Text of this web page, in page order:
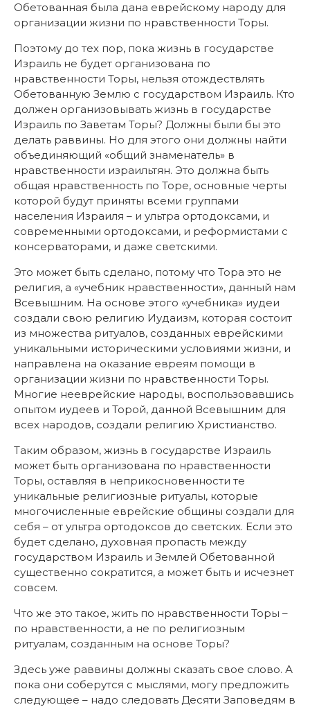
Обетованная была дана еврейскому народу для
организации жизни по нравственности Торы.
Поэтому до тех пор, пока жизнь в государстве
Израиль не будет организована по
нравственности Торы, нельзя отождествлять
Обетованную Землю с государством Израиль. Кто
должен организовывать жизнь в государстве
Израиль по Заветам Торы? Должны были бы это
делать раввины. Но для этого они должны найти
объединяющий «общий знаменатель» в
нравственности израильтян. Это должна быть
общая нравственность по Торе, основные черты
которой будут приняты всеми группами
населения Израиля – и ультра ортодоксами, и
современными ортодоксами, и реформистами с
консерваторами, и даже светскими.
Это может быть сделано, потому что Тора это не
религия, а «учебник нравственности», данный нам
Всевышним. На основе этого «учебника» иудеи
создали свою религию Иудаизм, которая состоит
из множества ритуалов, созданных еврейскими
уникальными историческими условиями жизни, и
направлена на оказание евреям помощи в
организации жизни по нравственности Торы.
Многие нееврейские народы, воспользовавшись
опытом иудеев и Торой, данной Всевышним для
всех народов, создали религию Христианство.
Таким образом, жизнь в государстве Израиль
может быть организована по нравственности
Торы, оставляя в неприкосновенности те
уникальные религиозные ритуалы, которые
многочисленные еврейские общины создали для
себя – от ультра ортодоксов до светских. Если это
будет сделано, духовная пропасть между
государством Израиль и Землей Обетованной
существенно сократится, а может быть и исчезнет
совсем.
Что же это такое, жить по нравственности Торы –
по нравственности, а не по религиозным
ритуалам, созданным на основе Торы?
Здесь уже раввины должны сказать свое слово. А
пока они соберутся с мыслями, могу предложить
следующее – надо следовать Десяти Заповедям в